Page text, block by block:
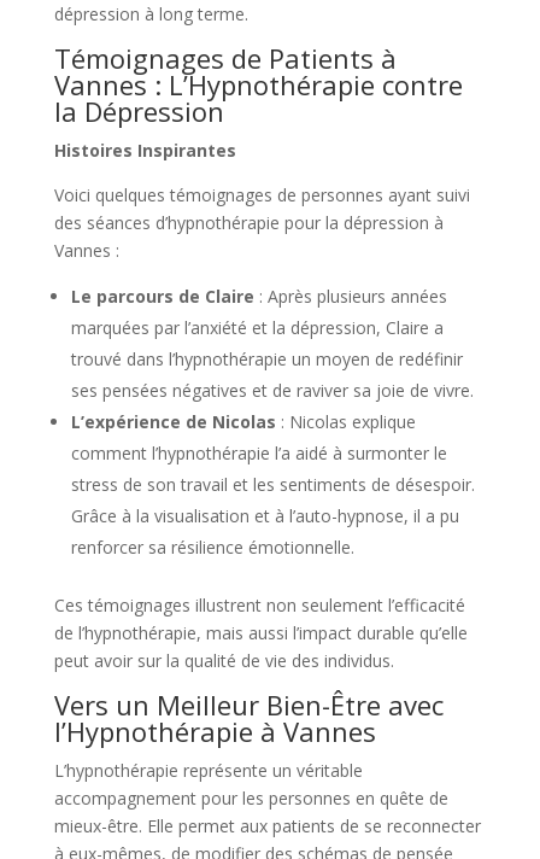
dépression à long terme.
Témoignages de Patients à
Vannes : L’Hypnothérapie contre
la Dépression
Histoires Inspirantes
Voici quelques témoignages de personnes ayant suivi
des séances d’hypnothérapie pour la dépression à
Vannes :
Le parcours de Claire : Après plusieurs années
marquées par l’anxiété et la dépression, Claire a
trouvé dans l’hypnothérapie un moyen de redéfinir
ses pensées négatives et de raviver sa joie de vivre.
L’expérience de Nicolas : Nicolas explique
comment l’hypnothérapie l’a aidé à surmonter le
stress de son travail et les sentiments de désespoir.
Grâce à la visualisation et à l’auto-hypnose, il a pu
renforcer sa résilience émotionnelle.
Ces témoignages illustrent non seulement l’efficacité
de l’hypnothérapie, mais aussi l’impact durable qu’elle
peut avoir sur la qualité de vie des individus.
Vers un Meilleur Bien-Être avec
l’Hypnothérapie à Vannes
L’hypnothérapie représente un véritable
accompagnement pour les personnes en quête de
mieux-être. Elle permet aux patients de se reconnecter
à eux-mêmes, de modifier des schémas de pensée